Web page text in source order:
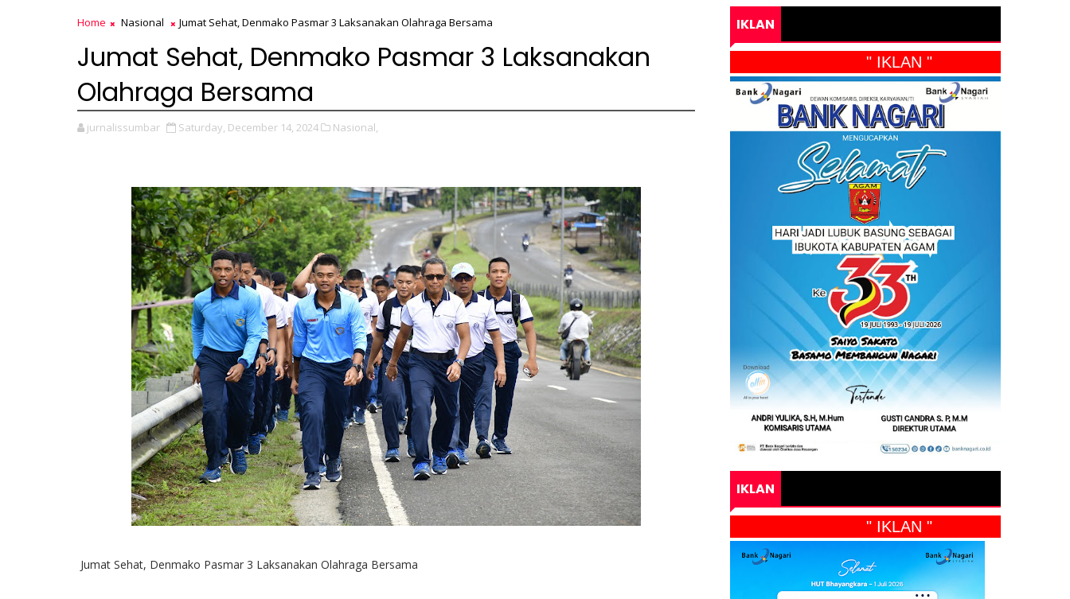
Home Nasional Jumat Sehat, Denmako Pasmar 3 Laksanakan Olahraga Bersama
Jumat Sehat, Denmako Pasmar 3 Laksanakan
Olahraga Bersama
jurnalissumbar Saturday, December 14, 2024 Nasional,
Jumat Sehat, Denmako Pasmar 3 Laksanakan Olahraga Bersama
IKLAN
" IKLAN "
IKLAN
" IKLAN "